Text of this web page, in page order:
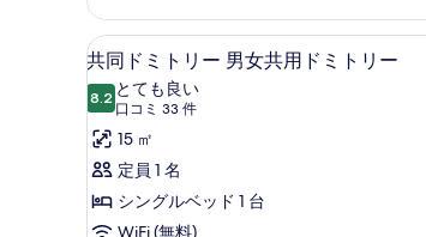
す
る
べ
て
の
写
真
を
表
ー
ル
ー
ム
の
細
共
同
ド
ミ
ト
リ
アイロン / ア
6
共同ドミトリー 男女共用ドミトリー
8.210 点中 8.2
とても良い
口コミ 33 件
(口
コ
ミ
33
件)
15 ㎡
定員 1 名
シングルベッド 1 台
WiFi (無料)